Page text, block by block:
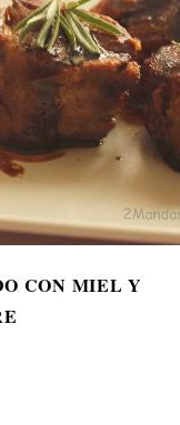
CON MIEL Y